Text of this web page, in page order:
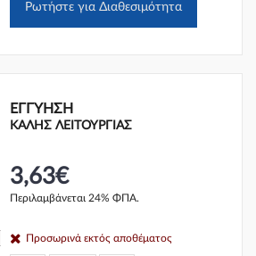
Ρωτήστε για Διαθεσιμότητα
ΕΓΓΎΗΣΗ
ΚΑΛΗΣ ΛΕΙΤΟΥΡΓΙΑΣ
3,63€
Περιλαμβάνεται 24% ΦΠΑ.
Προσωρινά εκτός αποθέματος